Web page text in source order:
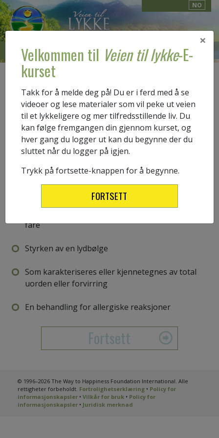
NO
E-KURS EN INTRODUKSJON
×
Velkommen til Veien til lykke-E-
kurset
Takk for å melde deg på! Du er i ferd med å se
videoer og lese materialer som vil peke ut veien
til et lykkeligere og mer tilfredsstillende liv. Du
kan følge fremgangen din gjennom kurset, og
hver gang du logger ut kan du begynne der du
sluttet når du logger på igjen.
Trykk på fortsette-knappen for å begynne.
FORTSETT
Sjekk ordforrådet ditt
Ditt første skritt er å lese det innledende kapittelet av
heftetVeien til lykke. Før du begynner, sjekk din
forståelse av de følgende ordene:
Ordetkaotiskbetyr:
fare
Styrken av en lydbølge
Som karakteriseres eller kjennetegnes av total
uorden eller forvirring
En behandling for allergiske reaksjoner
Fortsett
© 1996–2026 The Way to Happiness Foundation International. Alle
rettigheter forbeholdt. Fortrolighetserklæring• Policy for
informasjonskapsler• Vilkår for bruk• Policy for
informasjonskapsler• Juridisk merknad